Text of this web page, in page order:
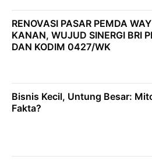
RENOVASI PASAR PEMDA WAY
KANAN, WUJUD SINERGI BRI
DAN KODIM 0427/WK
Bisnis Kecil, Untung Besar:
Fakta?